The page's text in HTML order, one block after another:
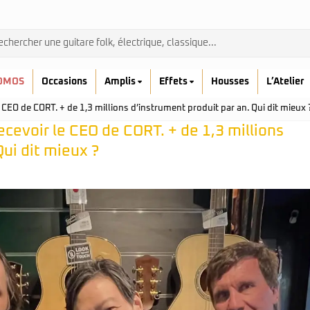
Admira
Ibanez
Prodipe
kremona
Yamaha
Occasions Amplis Effets Housses L’Atelier
de CORT. + de 1,3 millions d’instrument produit par an. Qui dit mieux
le CEO de CORT. + de 1,3 millions
dit mieux ?